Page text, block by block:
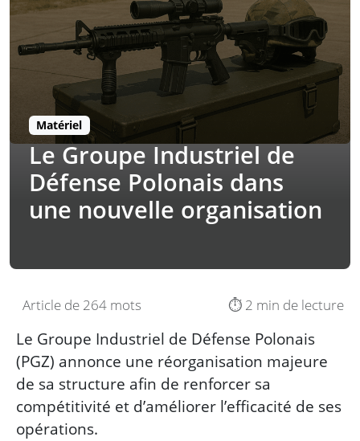
Matériel
Le Groupe Industriel de
Défense Polonais dans
une nouvelle organisation
Article de 264 mots ⏱️ 2 min de lecture
Le Groupe Industriel de Défense Polonais
(PGZ) annonce une réorganisation majeure
de sa structure afin de renforcer sa
compétitivité et d’améliorer l’efficacité de ses
opérations.